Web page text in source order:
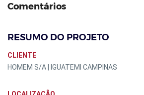
Comentários
RESUMO DO PROJETO
CLIENTE
HOMEM S/A | IGUATEMI CAMPINAS